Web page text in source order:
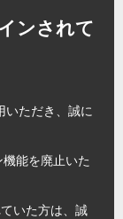
ンされて
いただき、誠に
能を廃止いた
いた方は、誠